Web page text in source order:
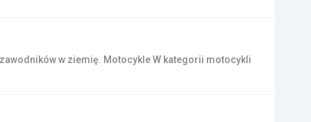
w ziemię. Motocykle W kategorii motocykli